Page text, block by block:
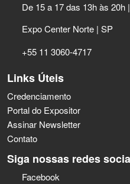
De 15 a 17 das 13h às 20h
Expo Center Norte | SP
+55 11 3060-4717
Links Úteis
Credenciamento
Portal do Expositor
Assinar Newsletter
Contato
Siga nossas redes
Facebook